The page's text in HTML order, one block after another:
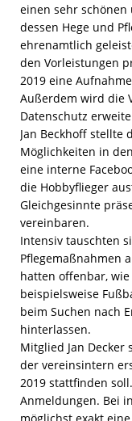
einen sehr
dessen Hege und
ehrenamtlich
den Vorleistungen
2019 eine
Außerdem wird die
Datenschutz
Jan Beckhoff
Möglichkeiten in
eine interne
die Hobbyflieger
Gleichgesinnte
vereinbaren.
Intensiv tauschten
Pflegemaßnahmen
hatten offenbar,
beispielsweise
beim Suchen nach
hinterlassen.
Mitglied Jan
der vereinsintern
2019 stattfinden
Anmeldungen. Bei